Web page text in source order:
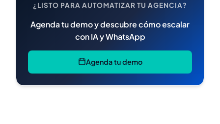
¿LISTO PARA AUTOMATIZAR TU AGENCIA?
Agenda tu demo y descubre cómo escalar
con IA y WhatsApp
Agenda tu demo